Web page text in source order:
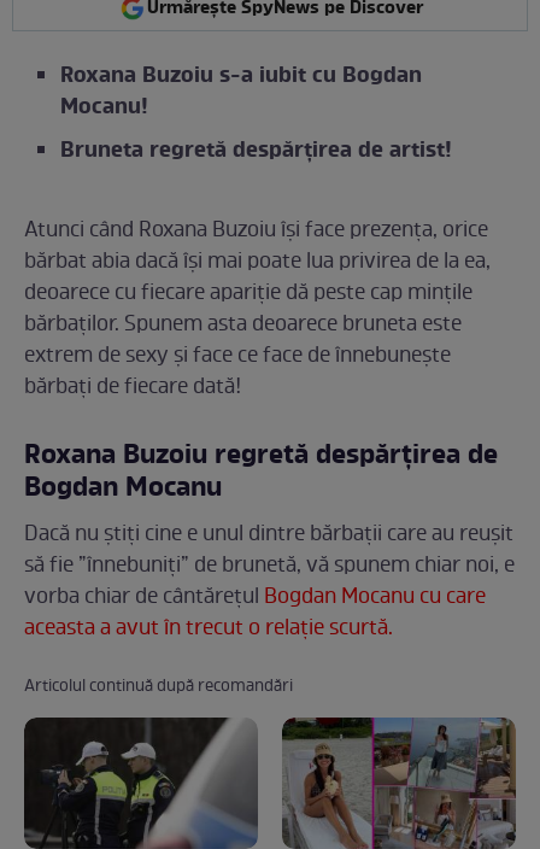
Urmărește SpyNews pe Discover
Roxana Buzoiu s-a iubit cu Bogdan
Mocanu!
Bruneta regretă despărțirea de artist!
Atunci când Roxana Buzoiu își face prezența, orice
bărbat abia dacă își mai poate lua privirea de la ea,
deoarece cu fiecare apariție dă peste cap mințile
bărbaților. Spunem asta deoarece bruneta este
extrem de sexy și face ce face de înnebunește
bărbați de fiecare dată!
Roxana Buzoiu regretă despărțirea de
Bogdan Mocanu
Dacă nu știți cine e unul dintre bărbații care au reușit
să fie ”înnebuniți” de brunetă, vă spunem chiar noi, e
vorba chiar de cântărețul Bogdan Mocanu cu care
aceasta a avut în trecut o relație scurtă.
Articolul continuă după recomandări